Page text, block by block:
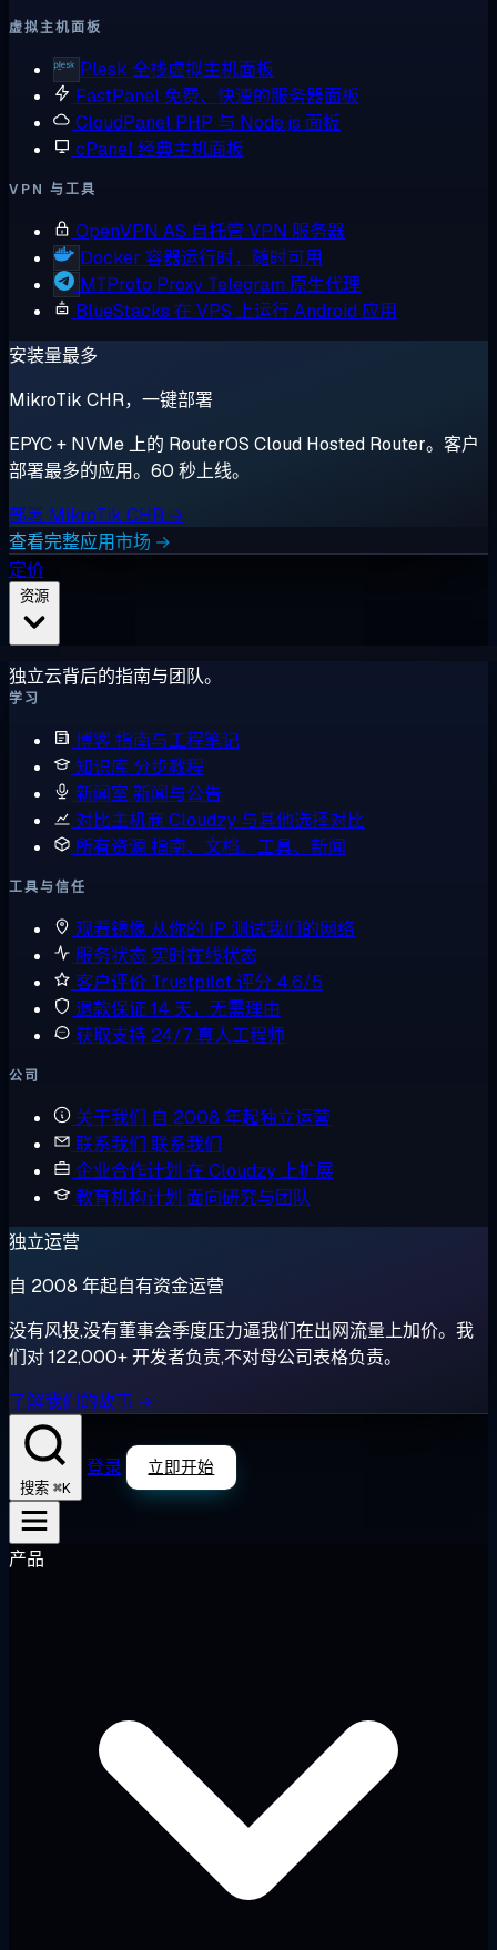
虚拟主机面板
Plesk 全栈虚拟主机面板
FastPanel 免费、快速的服务器面板
CloudPanel PHP 与 Node.js 面板
cPanel经典主机面板
VPN 与工具
OpenVPN AS 自托管 VPN 服务器
Docker 容器运行时，随时可用
MTProto Proxy Telegram 原生代理
BlueStacks 在 VPS 上运行 Android 应用
安装量最多
MikroTik CHR，一键部署
EPYC + NVMe 上的 RouterOS Cloud Hosted Router。客户
部署最多的应用。60 秒上线。
部署 MikroTik CHR →
查看完整应用市场 →
定价
独立云背后的指南与团队。
学习
博客指南与工程笔记
知识库 分步教程
新闻室 新闻与公告
对比主机商 Cloudzy 与其他选择对比
所有资源指南、文档、工具、新闻
工具与信任
观看镜像 从你的 IP 测试我们的网络
服务状态 实时在线状态
客户评价 Trustpilot 评分 4.6/5
退款保证 14 天，无需理由
获取支持 24/7 真人工程师
公司
关于我们 自 2008 年起独立运营
联系我们 联系我们
企业合作计划 在 Cloudzy 上扩展
教育机构计划 面向研究与团队
独立运营
自 2008 年起自有资金运营
没有风投,没有董事会季度压力逼我们在出网流量上加价。我
们对 122,000+ 开发者负责,不对母公司表格负责。
了解我们的故事 →
搜索 ⌘K
登录 立即开始
产品